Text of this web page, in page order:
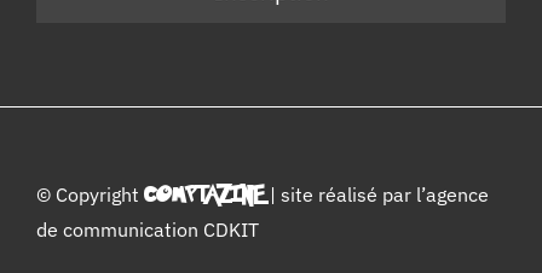
© Copyright COMPTAZINE| site réalisé par l’agence
de communication CDKIT